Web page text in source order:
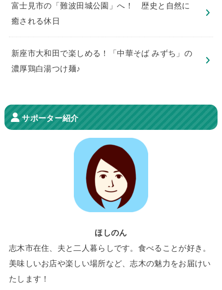
​富士見市の「難波田城公園」へ！ 歴史と自然に
癒される休日
新座市大和田で楽しめる！「中華そば みずち」の
濃厚鶏白湯つけ麺♪
サポーター紹介
ほしのん
志木市在住、夫と二人暮らしです。食べることが好き。
美味しいお店や楽しい場所など、志木の魅力をお届けい
たします！